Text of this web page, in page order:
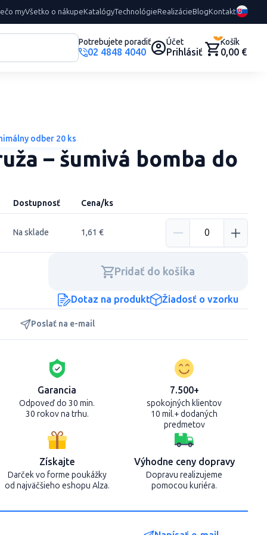
myVšetko o nákupeKatalógyTechnológieRealizácieBlogKontakt
Potrebujete poradiť
02 4848 4040
Účet
Prihlásiť
0
Košík
0,00 €
odber 20 ks
– šumivá bomba do
Dostupnosť Cena/ks
Na sklade 1,61 €
Pridať do košíka
Dotaz na produkt Žiadosť o vzorku
Poslať na e-mail
Garancia
Odpoveď do 30 min.
30 rokov na trhu.
7.500+
spokojných klientov
10 mil.+ dodaných
predmetov
Získajte
Darček vo forme poukážky
od najväčšieho eshopu Alza.
Výhodne ceny dopravy
Dopravu realizujeme
pomocou kuriéra.